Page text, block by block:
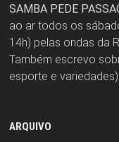
SAMBA PEDE
ao ar todos os
14h) pelas ondas da
Também escrevo
esporte e
ARQUIVO